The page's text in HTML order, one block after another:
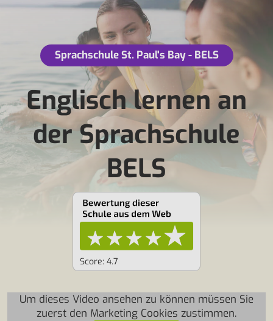
Sprachschule St. Paul's Bay - BELS
Englisch lernen an
der Sprachschule
BELS
Score: 4.7
Um dieses Video ansehen zu können müssen Sie
zuerst den Marketing Cookies zustimmen.